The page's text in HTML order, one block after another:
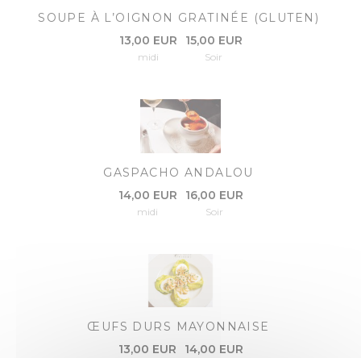
SOUPE À L’OIGNON GRATINÉE (GLUTEN)
13,00 EUR
midi
15,00 EUR
Soir
GASPACHO ANDALOU
14,00 EUR
midi
16,00 EUR
Soir
ŒUFS DURS MAYONNAISE
13,00 EUR
14,00 EUR